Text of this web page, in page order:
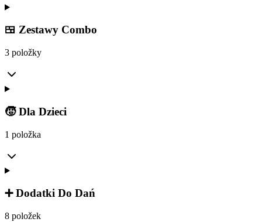
🍱 Zestawy Combo
3 položky
🧒 Dla Dzieci
1 položka
➕ Dodatki Do Dań
8 položek